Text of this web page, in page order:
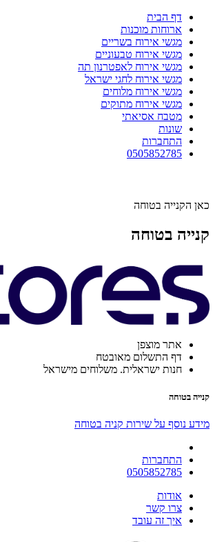
דף הבית
ארוחות מוכנות
מגשי אירוח בשריים
מגשי אירוח טבעוניים
מגשי אירוח לאפטרנון תה
מגשי אירוח לחגי ישראל
מגשי אירוח מלוחים
מגשי אירוח מתוקים
מטבח אסיאתי
שונות
התחברות
0505852785
כאן הקנייה בטוחה
קנייה בטוחה
אתר מוצפן
דף התשלום מאובטח
חנות ישראלית. משלוחים מישראל
קנייה בטוחה
מידע נוסף על שירות קניה בטוחה
התחברות
0505852785
אודות
צרו קשר
איך זה עובד